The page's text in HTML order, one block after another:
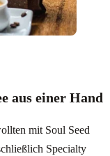
aus einer Hand
mit Soul Seed
Specialty